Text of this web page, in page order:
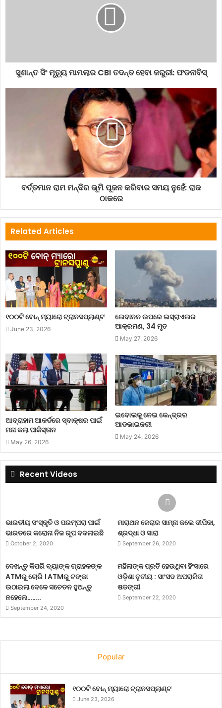
mumbai police riya chakarborty
ସୁଶାନ୍ତ ସିଂ ମୃତ୍ୟୁ ମାମଲାର CBI ତଦନ୍ତ ହେବା ଜରୁରୀ: ଫଡନାବିସ୍
ବର୍ତ୍ତମାନ ରାମ ମନ୍ଦିର ଭୂମି ପୂଜନ କରିବାର ସମୟ ନୁହେଁ: ରାଜ
ଠାକରେ
Related Articles
୧୦୦ଟି ବୋନ୍ ମ୍ୟାରୋ ଟ୍ରାନସପ୍ଲାଣ୍ଟ
June 23, 2026
ଲେବାନନ ଉପରେ ଇସ୍ରାଏଲର
ଆକ୍ରମଣ, 34 ମୃତ
May 27, 2026
ଆବ୍ରାହାମ ଆକର୍ଡରେ ସ୍ବାକ୍ଷର ପାଇଁ
ମନା କଲା ପାକିସ୍ତାନ
May 26, 2026
ଇବୋଲକୁ ନେଇ କେନ୍ଦ୍ରର
ଆଡଭାଇଜରୀ
May 24, 2026
Recent Videos
ଭାରତୀୟ ସଂସ୍କୃତି ଓ ପରମ୍ପରା ପାଇଁ
ଭାରତରେ କରୋନା ନିଜ ରୂପ ବଦଳାଇଛି
October 2, 2020
ମାରାଥନ ଜେରାର ସାମ୍ନା କଲେ ଦୀପିକା,
ଶ୍ରଦ୍ଧା ଓ ସାରା
September 26, 2020
ଦେଖନ୍ତୁ କିପରି ବ୍ୟାଙ୍କ ଗ୍ରାହକଙ୍କ
ATMରୁ ଚୋରି । ATMରୁ ଟଙ୍କା
ଉଠାଇଲା ବେଳେ ସଚେତନ ହୁଅନ୍ତୁ
ନହେଲେ……..
September 24, 2020
ମହିଳାଙ୍କ ପ୍ରତି ହେଉଥିବା ହିଂସାରେ
ଓଡ଼ିଶା ତୃତୀୟ : ସାଂସଦ ଅପରାଜିତା
ଷଡଙ୍ଗୀ
September 22, 2020
Popular
୧୦୦ଟି ବୋନ୍ ମ୍ୟାରୋ ଟ୍ରାନସପ୍ଲାଣ୍ଟ
June 23, 2026